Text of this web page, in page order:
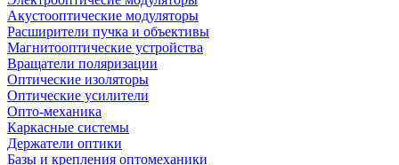
Акустооптические модуляторы
Расширители пучка и объективы
Магнитооптические устройства
Вращатели поляризации
Оптические изоляторы
Оптические усилители
Опто-механика
Каркасные системы
Держатели оптики
Базы и крепления оптомеханики